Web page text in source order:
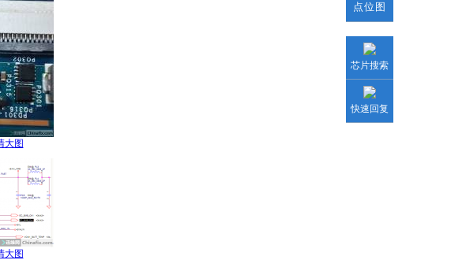
大图
大图
点位图
芯片搜索
快速回复